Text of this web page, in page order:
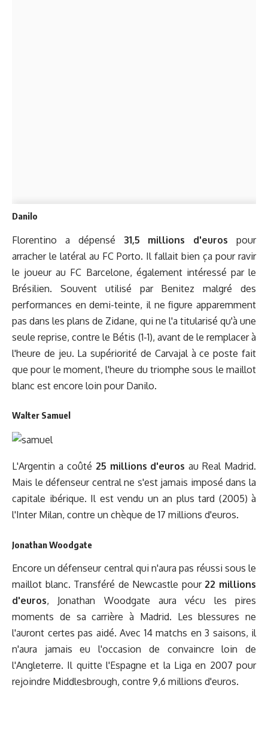
Danilo
Florentino a dépensé 31,5 millions d'euros pour
arracher le latéral au FC Porto. Il fallait bien ça pour ravir
le joueur au FC Barcelone, également intéressé par le
Brésilien. Souvent utilisé par Benitez malgré des
performances en demi-teinte, il ne figure apparemment
pas dans les plans de Zidane, qui ne l'a titularisé qu'à une
seule reprise, contre le Bétis (1-1), avant de le remplacer à
l'heure de jeu. La supériorité de Carvajal à ce poste fait
que pour le moment, l'heure du triomphe sous le maillot
blanc est encore loin pour Danilo.
Walter Samuel
L'Argentin a coûté 25 millions d'euros au Real Madrid.
Mais le défenseur central ne s'est jamais imposé dans la
capitale ibérique. Il est vendu un an plus tard (2005) à
l'Inter Milan, contre un chèque de 17 millions d'euros.
Jonathan Woodgate
Encore un défenseur central qui n'aura pas réussi sous le
maillot blanc. Transféré de Newcastle pour 22 millions
d'euros, Jonathan Woodgate aura vécu les pires
moments de sa carrière à Madrid. Les blessures ne
l'auront certes pas aidé. Avec 14 matchs en 3 saisons, il
n'aura jamais eu l'occasion de convaincre loin de
l'Angleterre. Il quitte l'Espagne et la Liga en 2007 pour
rejoindre Middlesbrough, contre 9,6 millions d'euros.